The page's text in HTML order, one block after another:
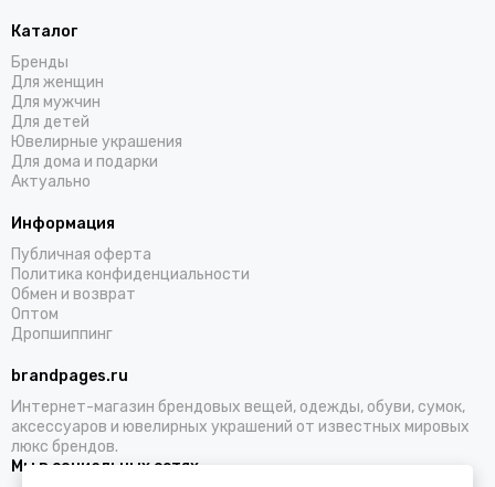
Каталог
Бренды
Для женщин
Для мужчин
Для детей
Ювелирные украшения
Для дома и подарки
Актуально
Информация
Публичная оферта
Политика конфиденциальности
Обмен и возврат
Оптом
Дропшиппинг
brandpages.ru
Интернет-магазин брендовых вещей, одежды, обуви, сумок,
аксессуаров и ювелирных украшений от известных мировых
люкс брендов.
Мы в социальных сетях